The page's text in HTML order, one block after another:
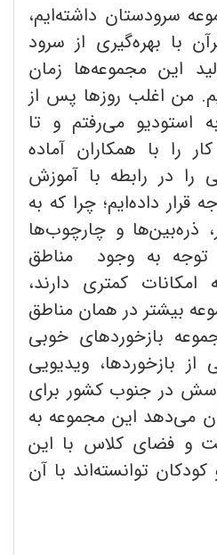
سرودستان داشته‌ایم،
با بهره‌گیری از سرود
این مجموعه‌ها زمان
من اغلب روزها پس از
استودیو می‌رفتم و تا
را با همکاران آماده
را در رابطه با آموزش
قرار داده‌ایم؛ چرا که به
ذره‌بین‌ها و چارچوب‌ها
توجه به وجود مناطق
کمتری دارند،
بیشتر در همان مناطق
بازخوردهای خوبی
از بازخوردها، ویدیویی
در جنوب کشور برای
می‌دهد این مجموعه به
و فضای کلاس با این
توانسته‌اند با آن